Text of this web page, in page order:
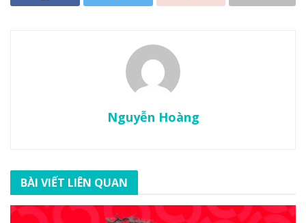
Nguyễn Hoàng
BÀI VIẾT LIÊN QUAN